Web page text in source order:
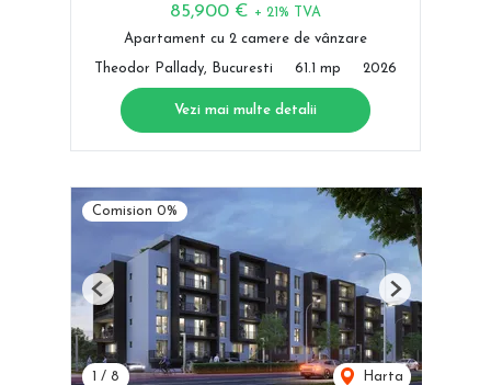
85,900 € + 21% TVA
Apartament cu 2 camere de vânzare
Theodor Pallady, Bucuresti 61.1 mp 2026
Vezi mai multe detalii
Comision 0%
1 / 8 Harta
Previous Next